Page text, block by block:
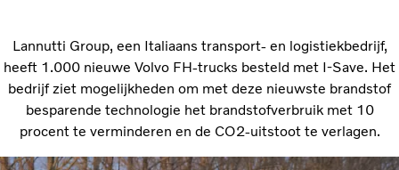
Lannutti Group, een Italiaans transport- en logistiekbedrijf,
heeft 1.000 nieuwe Volvo FH-trucks besteld met I-Save. Het
bedrijf ziet mogelijkheden om met deze nieuwste brandstof
besparende technologie het brandstofverbruik met 10
procent te verminderen en de CO2-uitstoot te verlagen.